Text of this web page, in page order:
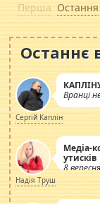
Перша Остання
Останнє
Вранці
Сергій Каплін
Медіа-
утисків
8
Надія Труш